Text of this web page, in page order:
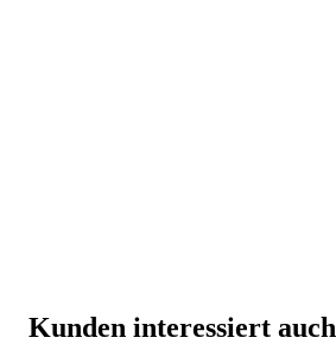
Kunden interessiert auch